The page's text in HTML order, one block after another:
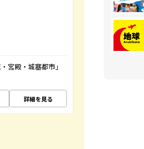
宮殿・城塞都市」
詳細を見る